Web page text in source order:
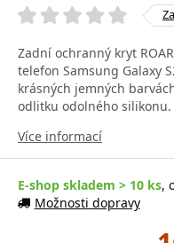
Zadní ochranný kryt
telefon Samsung Galaxy
krásných jemných
odlitku odolného
Více informací
E-shop skladem > 10 ks,
Možnosti dopravy